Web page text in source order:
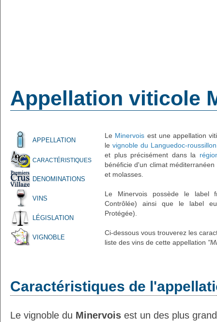
Appellation viticole
APPELLATION
CARACTÉRISTIQUES
DENOMINATIONS
VINS
LÉGISLATION
VIGNOBLE
Le Minervois est une appellation
levignoble du Languedoc-roussillon
et plus précisément dans la
bénéficie d'un climat
et molasses.
Le Minervois possède le label
Contrôlée) ainsi que le label
Protégée).
Ci-dessous vous trouverez les
liste des vins de cette appellation
Caractéristiques de
Le vignoble du Minervois est un des plus